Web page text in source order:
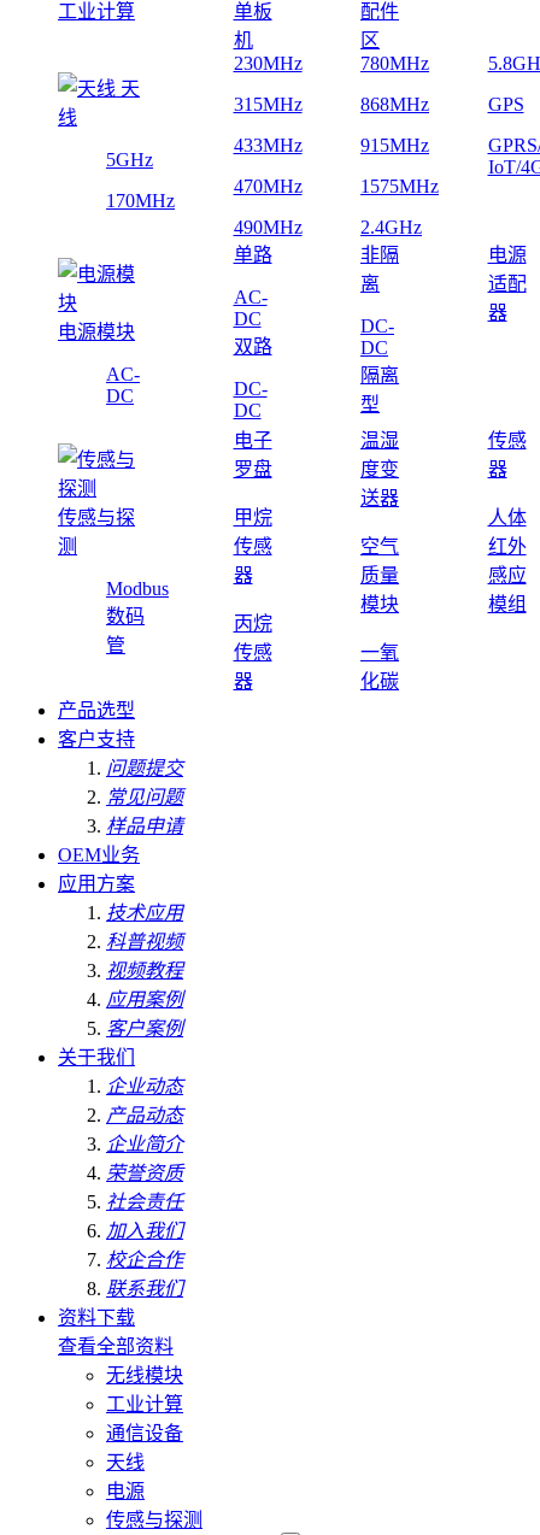
工业计算
单板
机
配件
区
天
线
5GHz
170MHz
230MHz
315MHz
433MHz
470MHz
490MHz
780MHz
868MHz
915MHz
1575MHz
2.4GHz
GPS
IoT/
电源模块
AC-
DC
单路
AC-
DC
双路
DC-
DC
非隔
离
DC-
DC
隔离
型
电源
适配
器
传感与探
测
Modbus
数码
管
电子
罗盘
甲烷
传感
器
丙烷
传感
器
温湿
度变
送器
空气
质量
模块
一氧
化碳
传感
器
人体
红外
感应
模组
产品选型
客户支持
问题提交
常见问题
样品申请
OEM业务
应用方案
技术应用
科普视频
视频教程
应用案例
客户案例
关于我们
企业动态
产品动态
企业简介
荣誉资质
社会责任
加入我们
校企合作
联系我们
资料下载
查看全部资料
无线模块
工业计算
通信设备
天线
电源
传感与探测